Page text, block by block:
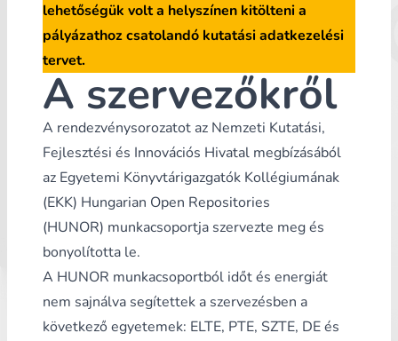
lehetőségük volt a helyszínen kitölteni a
pályázathoz csatolandó kutatási adatkezelési
tervet.
A szervezőkről
A rendezvénysorozatot az Nemzeti Kutatási,
Fejlesztési és Innovációs Hivatal megbízásából
az Egyetemi Könyvtárigazgatók Kollégiumának
(EKK) Hungarian Open Repositories
(HUNOR) munkacsoportja szervezte meg és
bonyolította le.
A HUNOR munkacsoportból időt és energiát
nem sajnálva segítettek a szervezésben a
következő egyetemek: ELTE, PTE, SZTE, DE és